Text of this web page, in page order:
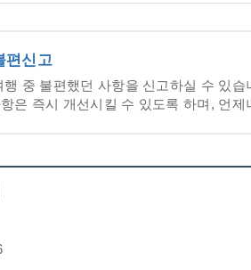
편신고
행 중 불편했던 사항을 신고하실 수 있습
은 즉시 개선시킬 수 있도록 하며, 언